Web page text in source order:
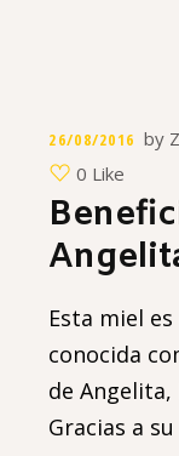
26/08/2016 by
0 Like
Esta miel
conocida
de
Gracias a